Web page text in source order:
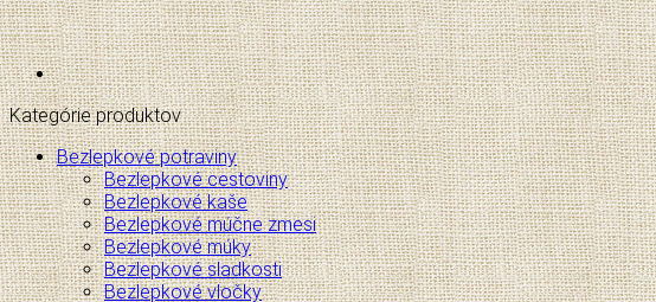
Kategórie produktov
Bezlepkové potraviny
Bezlepkové cestoviny
Bezlepkové kaše
Bezlepkové múčne zmesi
Bezlepkové múky
Bezlepkové sladkosti
Bezlepkové vločky